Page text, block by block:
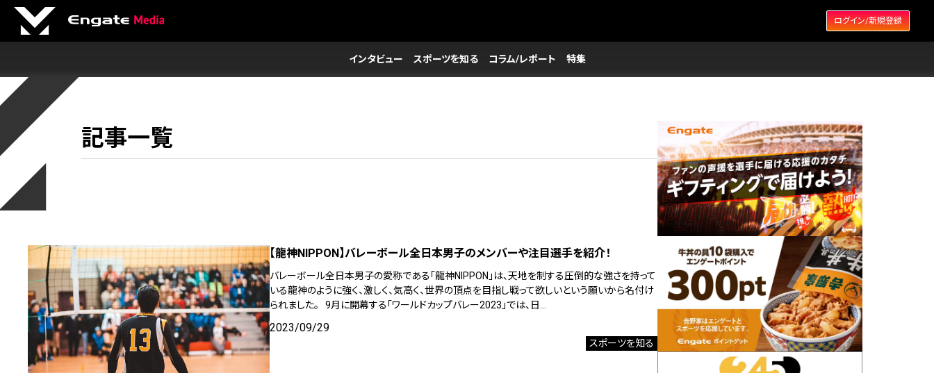
ログイン/新規登録
インタビュー スポーツを知る コラム/レポート 特集
記事一覧
【龍神NIPPON】バレーボール全日本男子のメンバーや注目選手を紹介！
バレーボール全日本男子の愛称である「龍神NIPPON」は、天地を制する圧倒的な強さを持って
いる龍神のように強く、激しく、気高く、世界の頂点を目指し戦って欲しいという願いから名付け
られました。 9月に開幕する「ワールドカップバレー2023」では、日…
2023/09/29
スポーツを知る